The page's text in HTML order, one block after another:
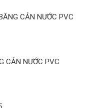
CẢN NƯỚC PVC
CẢN NƯỚC PVC